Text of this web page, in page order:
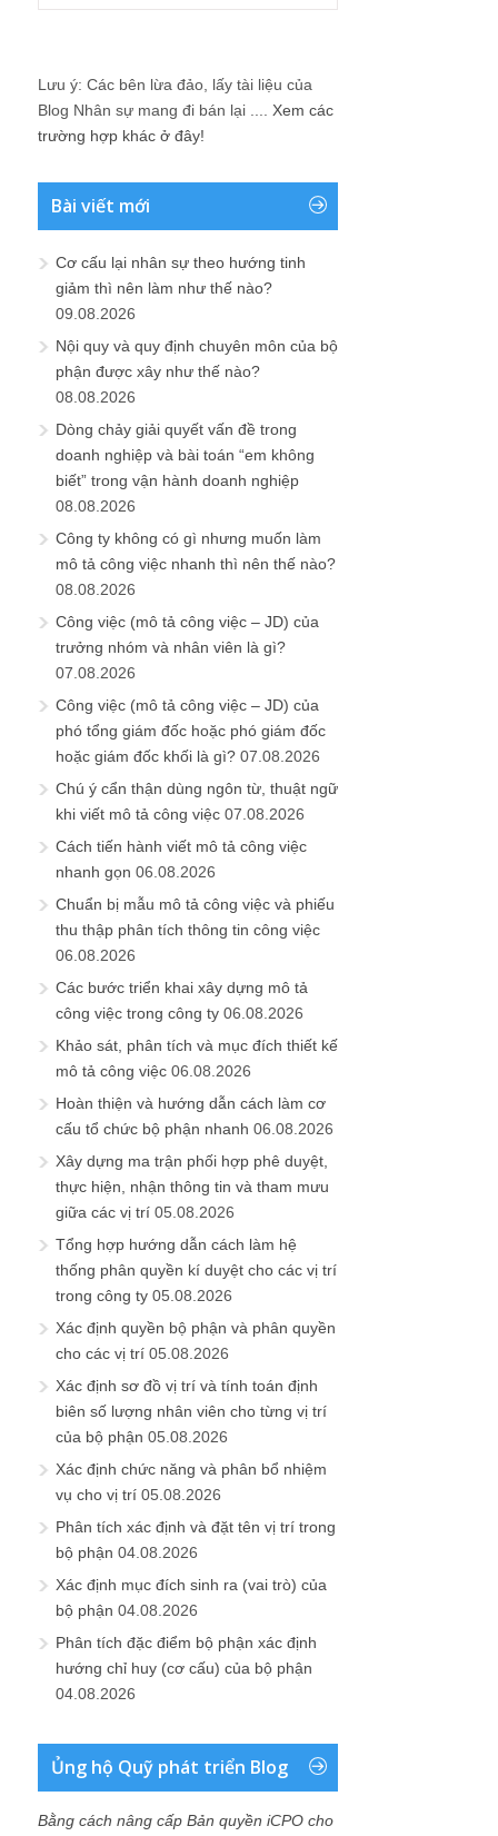
Lưu ý: Các bên lừa đảo, lấy tài liệu của
Blog Nhân sự mang đi bán lại .... Xem các
trường hợp khác ở đây!
Bài viết mới
Cơ cấu lại nhân sự theo hướng tinh
giảm thì nên làm như thế nào?
09.08.2026
Nội quy và quy định chuyên môn của bộ
phận được xây như thế nào?
08.08.2026
Dòng chảy giải quyết vấn đề trong
doanh nghiệp và bài toán “em không
biết” trong vận hành doanh nghiệp
08.08.2026
Công ty không có gì nhưng muốn làm
mô tả công việc nhanh thì nên thế nào?
08.08.2026
Công việc (mô tả công việc – JD) của
trưởng nhóm và nhân viên là gì?
07.08.2026
Công việc (mô tả công việc – JD) của
phó tổng giám đốc hoặc phó giám đốc
hoặc giám đốc khối là gì? 07.08.2026
Chú ý cẩn thận dùng ngôn từ, thuật ngữ
khi viết mô tả công việc 07.08.2026
Cách tiến hành viết mô tả công việc
nhanh gọn 06.08.2026
Chuẩn bị mẫu mô tả công việc và phiếu
thu thập phân tích thông tin công việc
06.08.2026
Các bước triển khai xây dựng mô tả
công việc trong công ty 06.08.2026
Khảo sát, phân tích và mục đích thiết kế
mô tả công việc 06.08.2026
Hoàn thiện và hướng dẫn cách làm cơ
cấu tổ chức bộ phận nhanh 06.08.2026
Xây dựng ma trận phối hợp phê duyệt,
thực hiện, nhận thông tin và tham mưu
giữa các vị trí 05.08.2026
Tổng hợp hướng dẫn cách làm hệ
thống phân quyền kí duyệt cho các vị trí
trong công ty 05.08.2026
Xác định quyền bộ phận và phân quyền
cho các vị trí 05.08.2026
Xác định sơ đồ vị trí và tính toán định
biên số lượng nhân viên cho từng vị trí
của bộ phận 05.08.2026
Xác định chức năng và phân bổ nhiệm
vụ cho vị trí 05.08.2026
Phân tích xác định và đặt tên vị trí trong
bộ phận 04.08.2026
Xác định mục đích sinh ra (vai trò) của
bộ phận 04.08.2026
Phân tích đặc điểm bộ phận xác định
hướng chỉ huy (cơ cấu) của bộ phận
04.08.2026
Ủng hộ Quỹ phát triển Blog
Bằng cách nâng cấp Bản quyền iCPO cho